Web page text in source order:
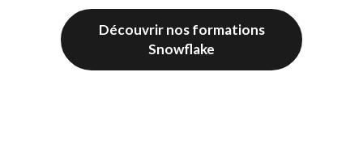
Découvrir nos formations
Snowflake
Découvrir nos formations
Vizlib